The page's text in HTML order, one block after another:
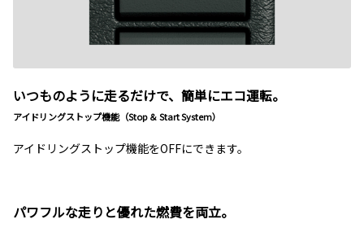
いつものように走るだけで、簡単にエコ運転。
アイドリングストップ機能（Stop ＆ Start System）
アイドリングストップ機能をOFFにできます。
パワフルな走りと優れた燃費を両立。